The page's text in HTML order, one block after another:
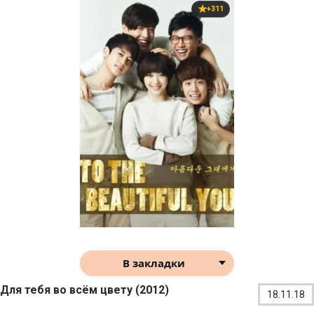
+311
В закладки
Для тебя во всём цвету (2012) 18.11.18